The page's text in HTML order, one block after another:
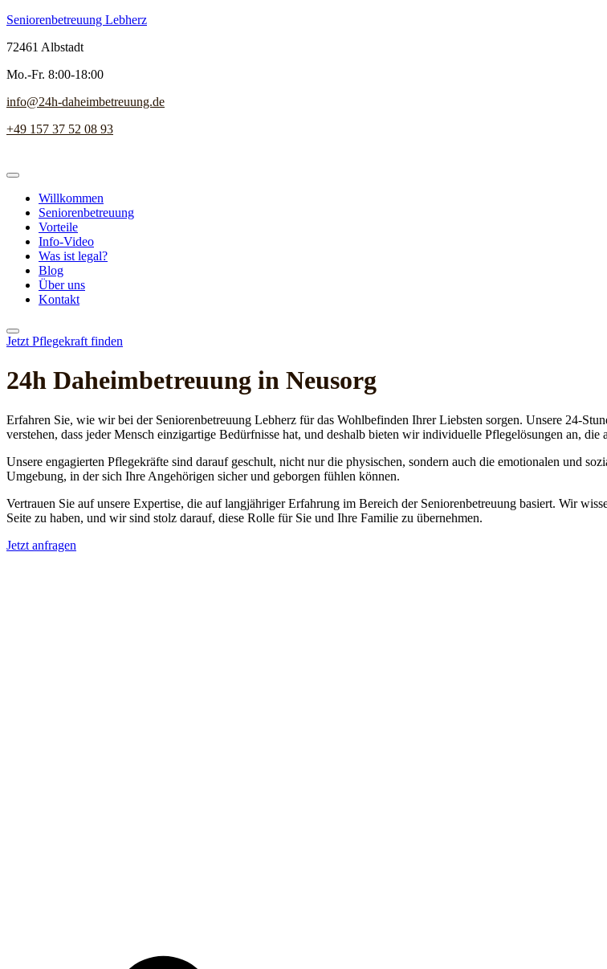
Seniorenbetreuung Lebherz
72461 Albstadt
Mo.-Fr. 8:00-18:00
info@24h-daheimbetreuung.de
+49 157 37 52 08 93
Willkommen
Seniorenbetreuung
Vorteile
Info-Video
Was ist legal?
Blog
Über uns
Kontakt
Jetzt Pflegekraft finden
24h Daheim­betreuung in Neusorg
Erfahren Sie, wie wir bei der Seniorenbetreuung Lebherz für das Wohlbefinden Ihrer Liebsten sorgen. Unsere 24-
verstehen, dass jeder Mensch einzigartige Bedürfnisse hat, und deshalb bieten wir individuelle Pflegelösungen an,
Unsere engagierten Pflegekräfte sind darauf geschult, nicht nur die physischen, sondern auch die emotionalen und
Umgebung, in der sich Ihre Angehörigen sicher und geborgen fühlen können.
Vertrauen Sie auf unsere Expertise, die auf langjähriger Erfahrung im Bereich der Seniorenbetreuung basiert. Wir
Seite zu haben, und wir sind stolz darauf, diese Rolle für Sie und Ihre Familie zu übernehmen.
Jetzt anfragen